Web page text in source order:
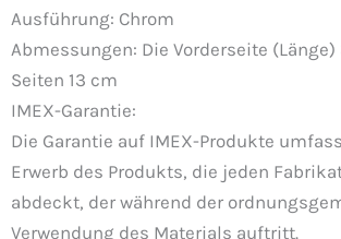
Ausführung: Chrom
Abmessungen: Die Vorderseite
Seiten 13 cm
IMEX-Garantie:
Die Garantie auf IMEX-Produkte
Erwerb des Produkts, die jeden
abdeckt, der während der
Verwendung des Materials auftritt.